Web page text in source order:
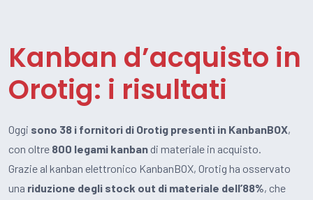
Kanban d’acquisto in
Orotig: i risultati
Oggi sono 38 i fornitori di Orotig presenti in KanbanBOX,
con oltre 800 legami kanban di materiale in acquisto.
Grazie al kanban elettronico KanbanBOX, Orotig ha osservato
una riduzione degli stock out di materiale dell’88%, che